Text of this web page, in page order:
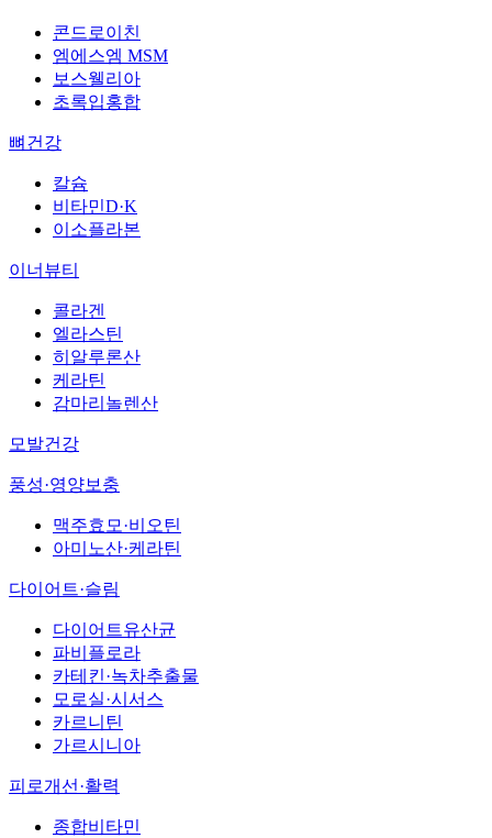
콘드로이친
엠에스엠 MSM
보스웰리아
초록입홍합
뼈건강
칼슘
비타민D·K
이소플라본
이너뷰티
콜라겐
엘라스틴
히알루론산
케라틴
감마리놀렌산
모발건강
풍성·영양보충
맥주효모·비오틴
아미노산·케라틴
다이어트·슬림
다이어트유산균
파비플로라
카테킨·녹차추출물
모로실·시서스
카르니틴
가르시니아
피로개선·활력
종합비타민